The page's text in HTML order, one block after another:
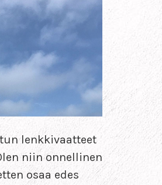
lenkkivaatteet
niin onnellinen
osaa edes